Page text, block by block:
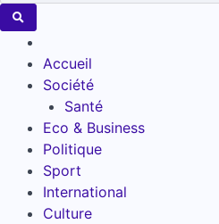
Accueil
Société
Santé
Eco & Business
Politique
Sport
International
Culture